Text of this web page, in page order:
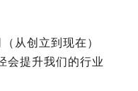
从创立到现在）
会提升我们的行业